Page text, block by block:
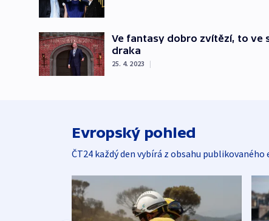
Ve fantasy dobro zvítězí, to ve
draka
25. 4. 2023 |
Evropský pohled
ČT24 každý den vybírá z obsahu